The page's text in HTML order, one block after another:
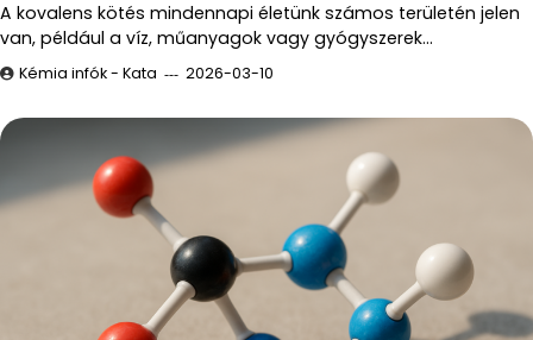
A kovalens kötés mindennapi életünk számos területén jelen
van, például a víz, műanyagok vagy gyógyszerek…
Kémia infók - Kata 2026-03-10